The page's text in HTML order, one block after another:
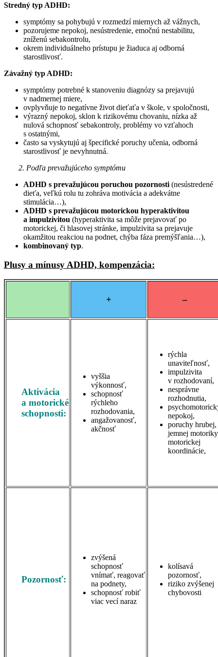
Stredný typ ADHD:
symptómy sa pohybujú v rozmedzí miernych až vážnych,
pozorujeme nepokoj, nesústredenie, emočnú nestabilitu,
zníženú sebakontrolu,
okrem individuálneho prístupu je žiaduca aj odborná
starostlivosť.
Závažný typ ADHD:
symptómy potrebné k stanoveniu diagnózy sa prejavujú
v nadmernej miere,
ovplyvňuje to negatívne život dieťaťa v škole, v spoločnosti,
výrazný nepokoj, sklon k rizikovému chovaniu, nízka až
nulová schopnosť sebakontroly, problémy vo vzťahoch
s ostatnými,
často sa vyskytujú aj špecifické poruchy učenia, odborná
starostlivosť je nevyhnutná.
2. Podľa prevažujúceho symptómu
ADHD s prevažujúcou poruchou pozornosti (nesústredené
dieťa, veľkú rolu tu zohráva motivácia a adekvátne
stimulácia…),
ADHD s prevažujúcou motorickou hyperaktivitou
a impulzivitou (hyperaktivita sa môže prejavovať po
motorickej, či hlasovej stránke, impulzivita sa prejavuje
okamžitou reakciou na podnet, chýba fáza premýšľania…),
kombinovaný typ.
Plusy a mínusy ADHD, kompenzácia:
+ –
Aktivácia
a motorické
schopnosti:
vyššia
výkonnosť,
schopnosť
rýchleho
rozhodovania,
angažovanosť,
akčnosť
rýchla
unaviteľnosť,
impulzivita
v rozhodovaní,
nesprávne
rozhodnutia,
nepokoj,
poruchy hrubej,
jemnej
motorickej
koordinácie,
Pozornosť:
zvýšená
schopnosť
vnímať, reagovať
na podnety,
schopnosť robiť
viac vecí naraz
kolísavá
pozornosť,
riziko zvýšenej
chybovosti